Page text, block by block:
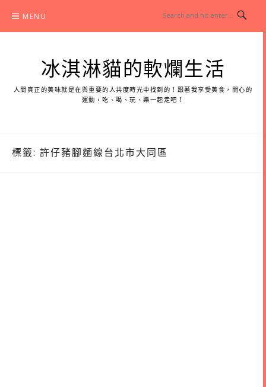
content
MENU
冰淇淋貓的軟爛生活
人間真正的美味就是在與重要的人共度時光中找到的！跟著我享受美食，開心的
運動，吃、喝、玩、樂一起走吧！
標籤: 許仔豬腳麵線台北市大同區